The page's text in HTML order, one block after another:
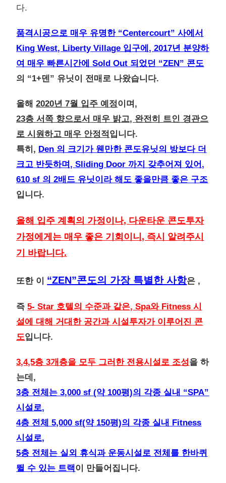
다.
품격시공으로 매우 유명한 “Centercourt” 사에서
King West, Liberty Village 입구에, 2017년 분양하
여 매우 빠른시간에 Sold Out 되었던 “ZEN” 콘도
의 “1+덴” 유닛이 전매로 나왔습니다.
올해2020년 7월 입주 예정이며,
23층 서쪽 향으로서 매우 밝고, 완전히 트인 경관으
로 시원하고 매우 안정적 입니다.
특히, Den 의 크기가 웬만한 콘도유닛의 방보다 더
크고 반듯하며, Sliding Door 까지 갖추어져 있어,
610 sf 의 2배드 유닛이라 해도 좋을만큼 좋은 구조
입니다.
올해 입주 계획의 가정이나, 다운타운 콘도투자
가정에게는 매우 좋은 기회이니, 즉시 알려주시
기 바랍니다.
또한 이 “ZEN”콘도의 가장 특별한 사항은 ,
즉5- Star 호텔의 수준과 같은, Spa와 Fitness 시
설에 대해 거대한 공간과 시설투자가 이루어진 콘
도입니다.
3,4,5층 3개층을 모두 그러한 전용시설로 조성을 하
는데,
3층 전체는 3,000 sf (약 100평)의 각종 실내 “SPA”
시설로,
4층 전체 5,000 sf(약 150평)의 각종 실내 Fitness
시설로,
5층 전체는 실외 휴식과 운동시설로 전체를 한바퀴
뛸 수 있는 트랙이 만들어집니다.